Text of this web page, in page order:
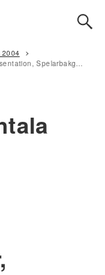
2004
FIFA Interkontinentala Cupen 2004: Internationell representation, Spelarbakgrunder, Nationell stolthet